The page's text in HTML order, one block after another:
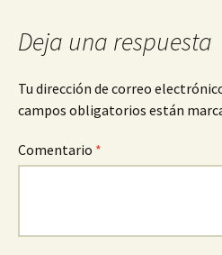
Deja una respuesta
Tu dirección de correo
campos obligatorios están
Comentario *